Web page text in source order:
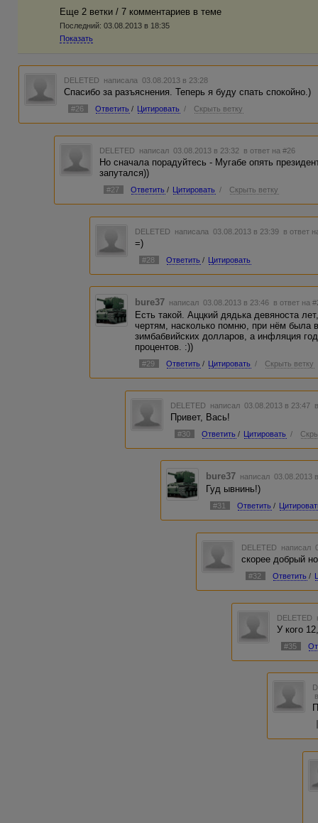
Еще 2 ветки / 7 комментариев в темe
Последний: 03.08.2013 в 18:35
Показать
DELETED написала 03.08.2013 в 23:28
Спасибо за разъяснения. Теперь я буду спать спокойно.)
#26 Ответить / Цитировать / Скрыть ветку
DELETED написал 03.08.2013 в 23:32 в ответ на #26
Но сначала порадуйтесь - Мугабе опять
запутался))
#27 Ответить / Цитировать / Скрыть ветку
DELETED написала 03.08.2013 в 23:39 в ответ
=)
#28 Ответить / Цитировать
bure37 написал 03.08.2013 в 23:46 в ответ на
Есть такой. Аццкий дядька девяноста
чертям, насколько помню, при нём была
зимбабвийских долларов, а инфляция
процентов. :))
#29 Ответить / Цитировать / Скрыть ветку
DELETED написал 03.08.2013 в 23:47
Привет, Вась!
#30 Ответить / Цитировать /
bure37 написал 03.08.2013
Гуд ывнинь!)
#31 Ответить /
DELETED написал
скорее добрый
#32 Ответить /
DELETED
У кого
#35